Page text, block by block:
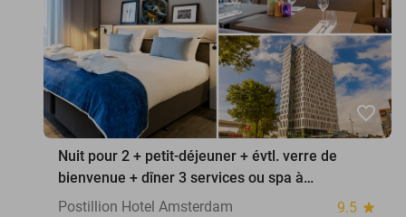
favorite_border
Nuit pour 2 + petit-déjeuner + évtl. verre de
bienvenue + dîner 3 services ou spa à
Amsterdam
Postillion Hotel Amsterdam 9.5 star